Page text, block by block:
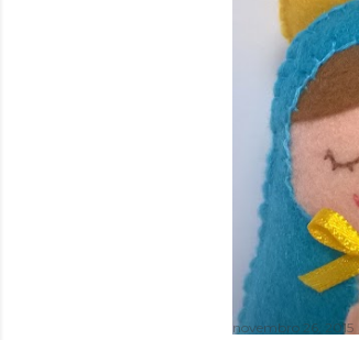
novembro 26, 2015